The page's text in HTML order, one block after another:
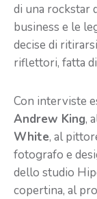
di una rockstar
business e le
decise di
riflettori, fatta
Con interviste
Andrew King,
White, al
fotografo e
dello studio
copertina, al